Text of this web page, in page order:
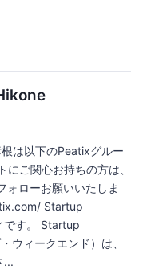
は以下のPeatixグルー
ご関心お持ちの方は、
ォローお願いいたしま
Startup
です。 Startup
ウィークエンド）は、
...